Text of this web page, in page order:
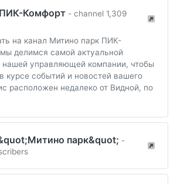
Комфорт - channel 1,309
на канал Митино парк ПИК-
делимся самой актуальной
нашей управляющей компании, чтобы
курсе событий и новостей вашего
расположен недалеко от Видной, по
парк&quot; -